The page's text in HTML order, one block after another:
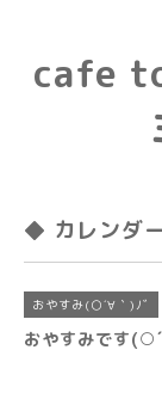
cafe
◆ カレンダ
おやすみ(○´∀｀)ﾉﾞ
おやすみです